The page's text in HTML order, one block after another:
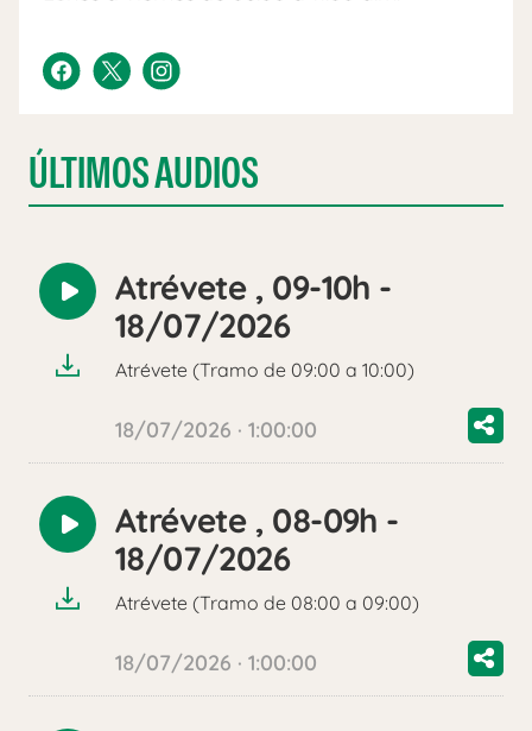
ÚLTIMOS AUDIOS
Reproducir
audio
Atrévete , 09-10h -
18/07/2026
Atrévete (Tramo de 09:00 a 10:00)
18/07/2026 · 1:00:00
Reproducir
audio
Atrévete , 08-09h -
18/07/2026
Atrévete (Tramo de 08:00 a 09:00)
18/07/2026 · 1:00:00